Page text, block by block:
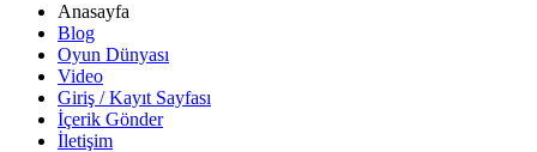
Anasayfa
Blog
Oyun Dünyası
Video
Giriş / Kayıt Sayfası
İçerik Gönder
İletişim